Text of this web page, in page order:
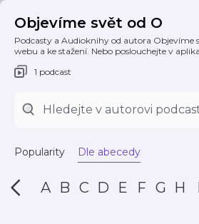
Objevíme svět od O
Podcasty a Audioknihy od autora Objevíme
webu a ke stažení. Nebo poslouchejte v
1 podcast
Popularity Dle abecedy
A B C D E F G H